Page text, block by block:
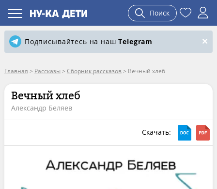
Поиск
Подписывайтесь на нашTelegram
Главная > Рассказы > Сборник рассказов> Вечный хлеб
Вечный хлеб
Александр Беляев
Скачать: